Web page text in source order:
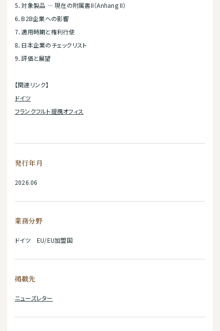
5．対象製品 ― 現在の附属書II（Anhang II）
6．B2B企業への影響
7．適用時期と権利行使
8．日本企業のチェックリスト
9．評価と展望
【関連リンク】
ドイツ
フランクフルト提携オフィス
発行年月
2026.06
業務分野
ドイツ EU/EU加盟国
掲載先
ニューズレター